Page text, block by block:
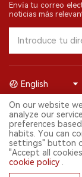
Envía tu correo
noticias más
© 2026 Shenzhen
reservados.
2FIRSTS solo es
investigadores,
está prohibido.
Este sitio web
continental. Para
visitahttps://
English
On our website
analyze our
preferences
habits. You can
settings" button
"Accept all
cookie policy